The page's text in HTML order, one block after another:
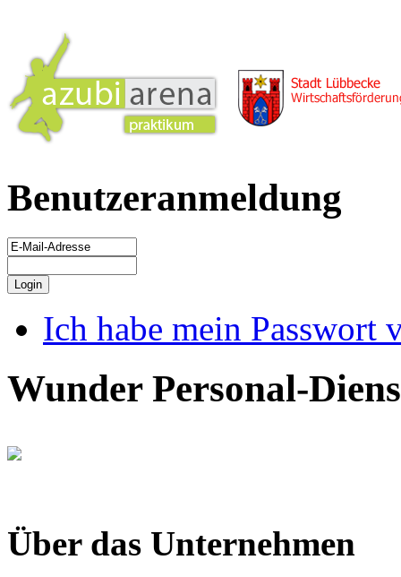
Benutzeranmeldung
Ich habe mein Passwort
Wunder Personal-
Über das Unternehmen